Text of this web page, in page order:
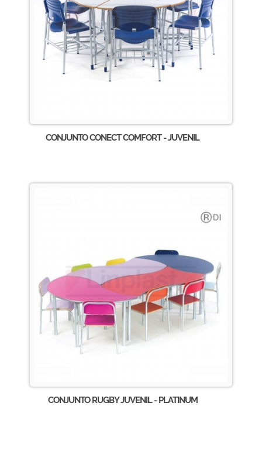
CONJUNTO CONECT COMFORT - JUVENIL
CONJUNTO RUGBY JUVENIL - PLATINUM